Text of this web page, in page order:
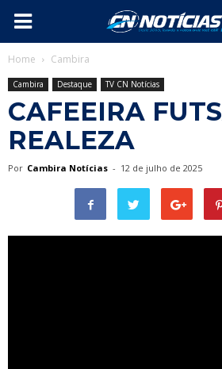
Home Cambira
Cambira Destaque TV CN Notícias
CAFEEIRA
REALEZA
Por Cambira Notícias - 12 de julho de 2025